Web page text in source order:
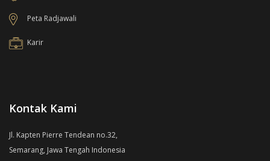
Peta Radjawali
Karir
Kontak Kami
Jl. Kapten Pierre Tendean no.32,
Semarang, Jawa Tengah Indonesia